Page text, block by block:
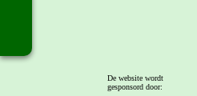
De website wordt
gesponsord door: